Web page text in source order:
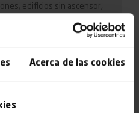
Acerca de las cookies
edificios sin ascensor,